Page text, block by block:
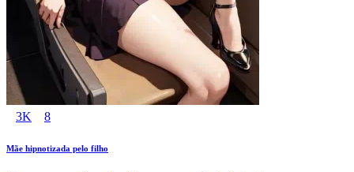
3K 8
Mãe hipnotizada pelo filho